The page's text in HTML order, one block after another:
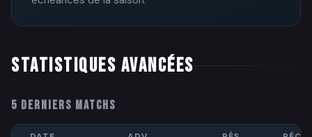
STATISTIQUES AVANCÉES
5 DERNIERS MATCHS